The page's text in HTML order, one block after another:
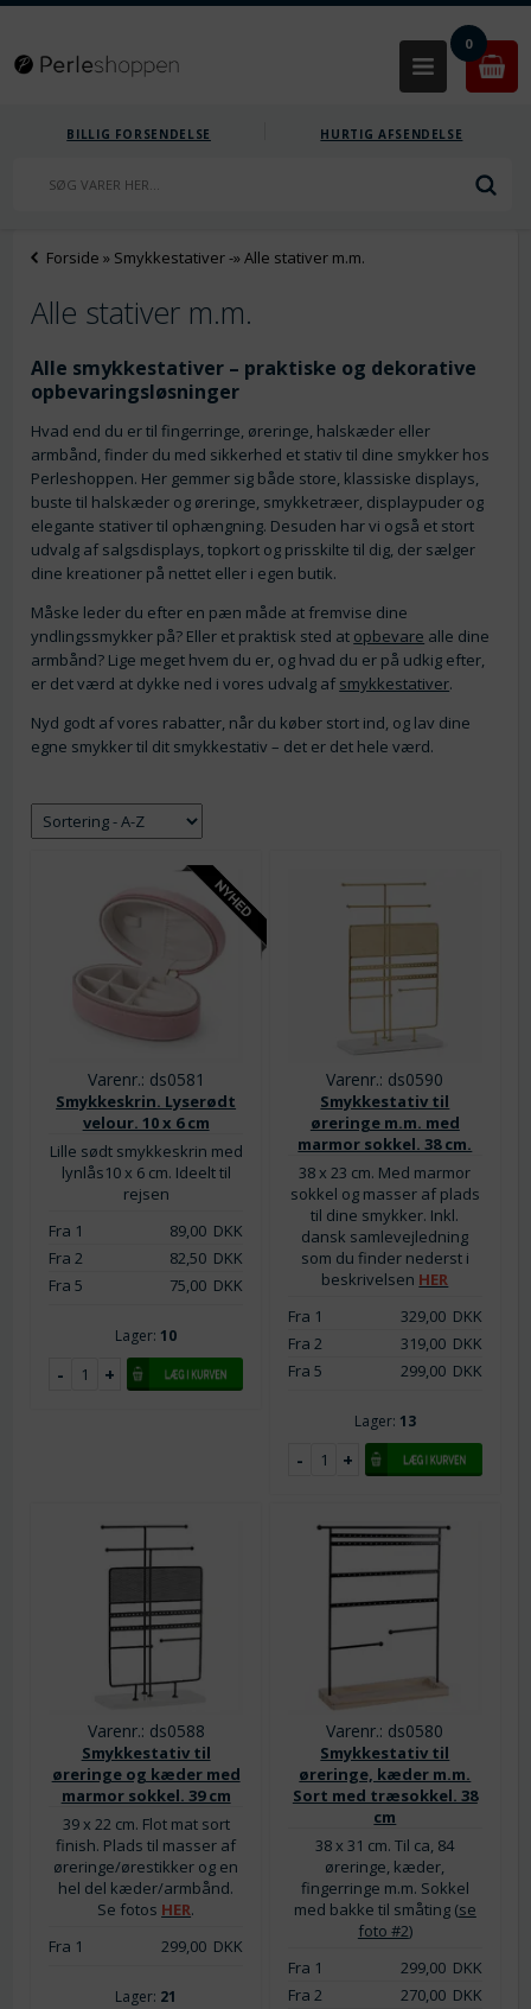
0
BILLIG FORSENDELSE HURTIG AFSENDELSE
Forside » Smykkestativer-»Alle stativer m.m.
Alle stativer m.m.
Alle smykkestativer – praktiske og dekorative
opbevaringsløsninger
Hvad end du er til fingerringe, øreringe, halskæder eller
armbånd, finder du med sikkerhed et stativ til dine smykker hos
Perleshoppen. Her gemmer sig både store, klassiske displays,
buste til halskæder og øreringe, smykketræer, displaypuder og
elegante stativer til ophængning. Desuden har vi også et stort
udvalg af salgsdisplays, topkort og prisskilte til dig, der sælger
dine kreationer på nettet eller i egen butik.
Måske leder du efter en pæn måde at fremvise dine
yndlingssmykker på? Eller et praktisk sted at opbevare alle dine
armbånd? Lige meget hvem du er, og hvad du er på udkig efter,
er det værd at dykke ned i vores udvalg af smykkestativer.
Nyd godt af vores rabatter, når du køber stort ind, og lav dine
egne smykker til dit smykkestativ – det er det hele værd.
Varenr.: ds0581
Smykkeskrin. Lyserødt
velour. 10 x 6 cm
Lille sødt smykkeskrin med
lynlås10 x 6 cm. Ideelt til
rejsen
Fra 1
89,00DKK
Fra 2
82,50DKK
Fra 5
75,00DKK
Lager: 10
Varenr.: ds0590
Smykkestativ til
øreringe m.m. med
marmor sokkel. 38 cm.
38 x 23 cm. Med marmor
sokkel og masser af plads
til dine smykker. Inkl.
dansk samlevejledning
som du finder nederst i
beskrivelsen HER
Fra 1
329,00DKK
Fra 2
319,00DKK
Fra 5
299,00DKK
Lager: 13
Varenr.: ds0588
Smykkestativ til
øreringe og kæder med
marmor sokkel. 39 cm
39 x 22 cm. Flot mat sort
finish. Plads til masser af
øreringe/ørestikker og en
hel del kæder/armbånd.
Se fotos HER.
Fra 1
299,00DKK
Lager: 21
Varenr.: ds0580
Smykkestativ til
øreringe, kæder m.m.
Sort med træsokkel. 38
cm
38 x 31 cm. Til ca, 84
øreringe, kæder,
fingerringe m.m. Sokkel
med bakke til småting (se
foto #2)
Fra 1
299,00DKK
Fra 2
270,00DKK